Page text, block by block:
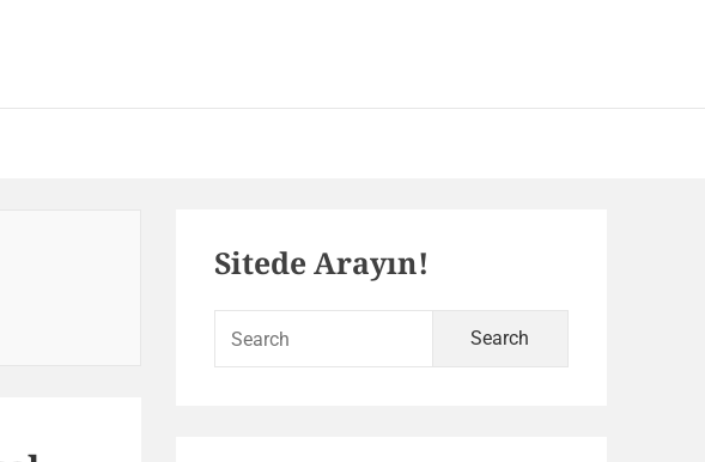
Sidebar
Sitede Arayın!